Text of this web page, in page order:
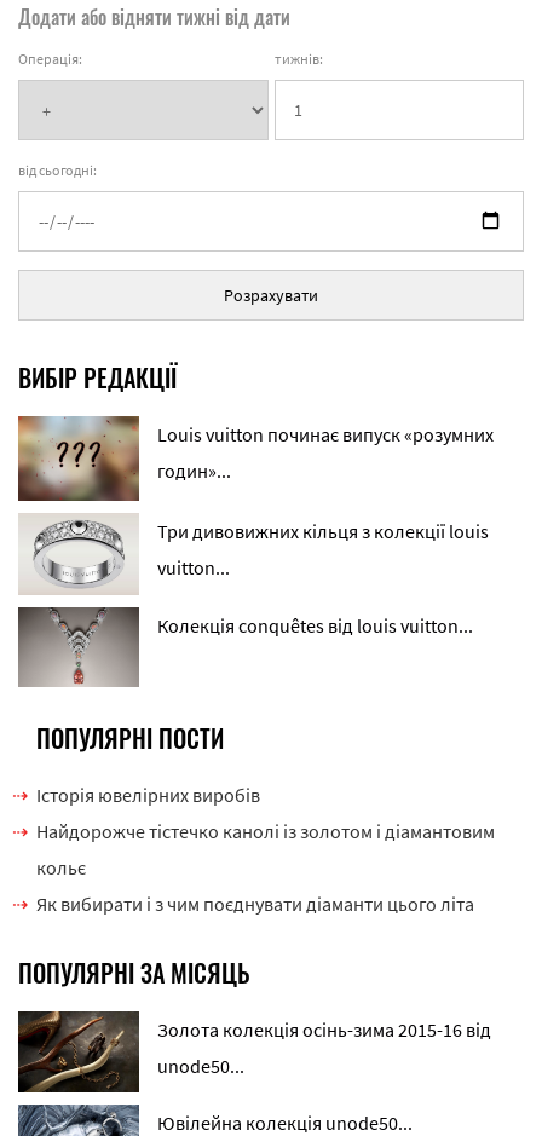
Додати або відняти тижні від дати
Операція: тижнів:
від сьогодні:
Розрахувати
ВИБІР РЕДАКЦІЇ
Louis vuitton починає випуск «розумних
годин»...
Три дивовижних кільця з колекції louis
vuitton...
Колекція conquêtes від louis vuitton...
ПОПУЛЯРНІ ПОСТИ
Історія ювелірних виробів
Найдорожче тістечко канолі із золотом і діамантовим
кольє
Як вибирати і з чим поєднувати діаманти цього літа
ПОПУЛЯРНІ ЗА МІСЯЦЬ
Золота колекція осінь-зима 2015-16 від
unode50...
Ювілейна колекція unode50...